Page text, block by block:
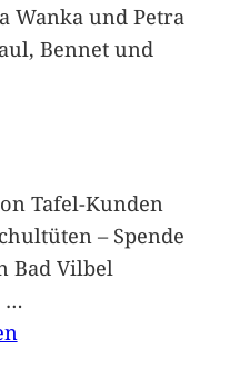
Wanka und Petra
Bennet und
Tafel-Kunden
– Spende
Bad Vilbel
…